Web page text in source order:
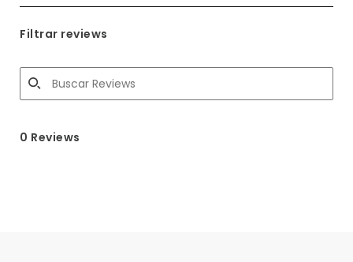
Filtrar reviews
0 Reviews